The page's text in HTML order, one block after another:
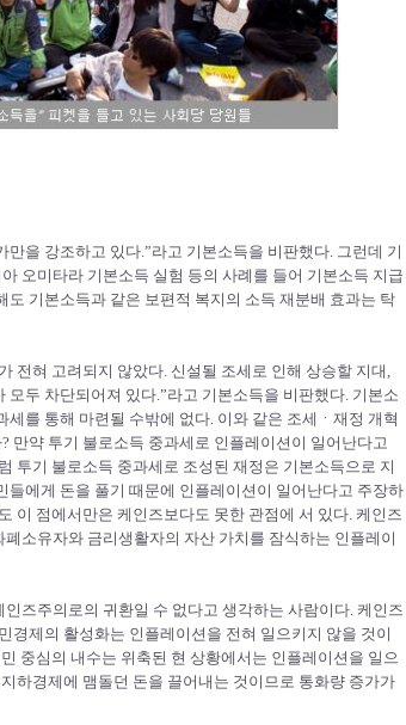
을 강조하고 있다.”라고 기본소득을 비판했다. 그런데 기
오미타라 기본소득 실험 등의 사례를 들어 기본소득 지급
기본소득과 같은 보편적 복지의 소득 재분배 효과는 탁
전혀 고려되지 않았다. 신설될 조세로 인해 상승할 지대,
두 차단되어져 있다.”라고 기본소득을 비판했다. 기본소
를 통해 마련될 수밖에 없다. 이와 같은 조세ㆍ재정 개혁
만약 투기 불로소득 중과세로 인플레이션이 일어난다고
투기 불로소득 중과세로 조성된 재정은 기본소득으로 지
에게 돈을 풀기 때문에 인플레이션이 일어난다고 주장하
이 점에서만은 케인즈보다도 못한 관점에 서 있다. 케인즈
소유자와 금리생활자의 자산 가치를 잠식하는 인플레이
즈주의로의 귀환일 수 없다고 생각하는 사람이다. 케인즈
경제의 활성화는 인플레이션을 전혀 일으키지 않을 것이
중심의 내수는 위축된 현 상황에서는 인플레이션을 일으
하경제에 맴돌던 돈을 끌어내는 것이므로 통화량 증가가